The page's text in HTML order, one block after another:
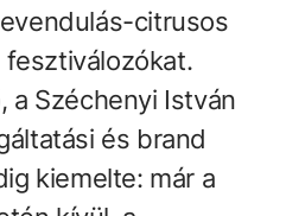
citrusos
fesztiválozókat.
a Széchenyi István
és brand
kiemelte: már a